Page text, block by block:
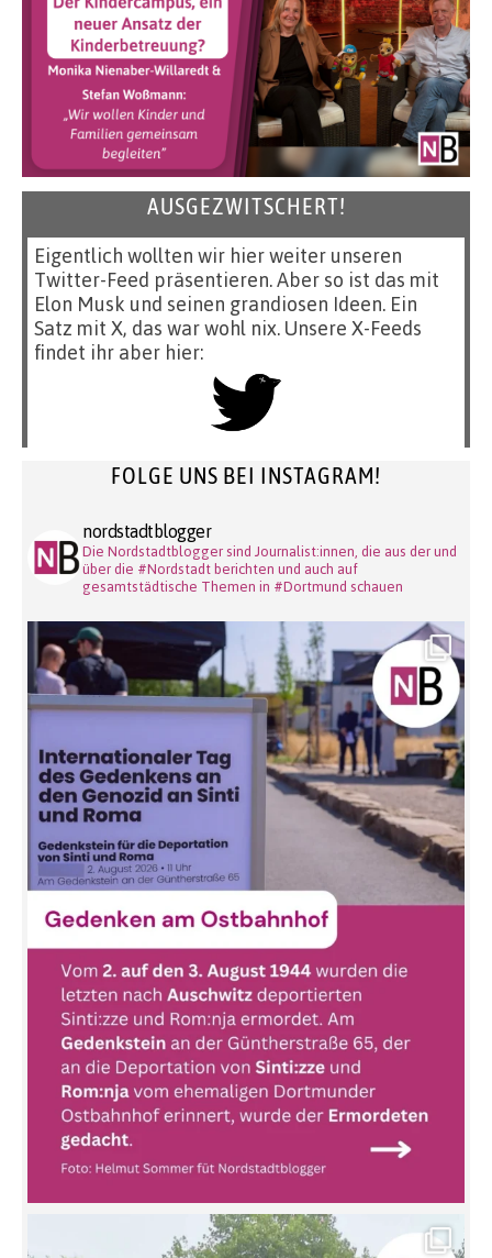
AUSGEZWITSCHERT!
Eigentlich wollten wir hier weiter unseren
Twitter-Feed präsentieren. Aber so ist das mit
Elon Musk und seinen grandiosen Ideen. Ein
Satz mit X, das war wohl nix. Unsere X-Feeds
findet ihr aber hier:
FOLGE UNS BEI INSTAGRAM!
nordstadtblogger
Die Nordstadtblogger sind Journalist:innen, die aus der und
über die #Nordstadt berichten und auch auf
gesamtstädtische Themen in #Dortmund schauen